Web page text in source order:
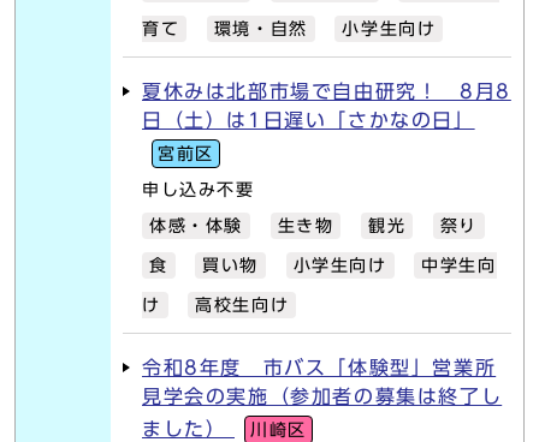
育て 環境・自然 小学生向け
夏休みは北部市場で自由研究！ 8月8
日（土）は1日遅い「さかなの日」
宮前区
申し込み不要
体感・体験 生き物 観光 祭り
食 買い物 小学生向け 中学生向
け 高校生向け
令和8年度 市バス「体験型」営業所
見学会の実施（参加者の募集は終了し
ました）
川崎区